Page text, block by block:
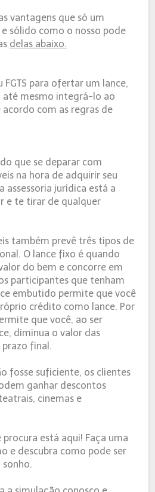
vantagens que só um
sólido como o nosso pode
delas abaixo.
FGTS para ofertar um lance,
até mesmo integrá-lo ao
com as regras de
que se deparar com
na hora de adquirir seu
assessoria jurídica está a
e te tirar de qualquer
também prevê três tipos de
O lance fixo é quando
do bem e concorre em
participantes que tenham
embutido permite que você
crédito como lance. Por
que você, ao ser
diminua o valor das
final.
fosse suficiente, os clientes
ganhar descontos
cinemas e
está aqui! Faça uma
e descubra como pode ser